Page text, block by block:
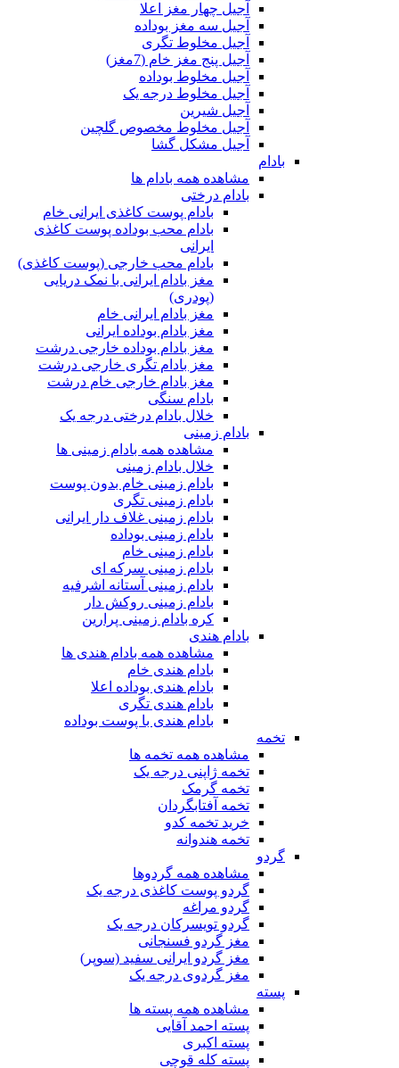
آجیل چهار مغز اعلا
آجیل سه مغز بوداده
آجیل مخلوط تگری
آجیل پنج مغز خام (7مغز)
آجیل مخلوط بوداده
آجیل مخلوط درجه یک
آجیل شیرین
آجیل مخلوط مخصوص گلچین
آجیل مشکل گشا
بادام
مشاهده همه بادام ها
بادام درختی
بادام پوست کاغذی ایرانی خام
بادام محب بوداده پوست کاغذی
ایرانی
بادام محب خارجی (پوست کاغذی)
مغز بادام ایرانی با نمک دریایی
(پودری)
مغز بادام ایرانی خام
مغز بادام بوداده ایرانی
مغز بادام بوداده خارجی درشت
مغز بادام تگری خارجی درشت
مغز بادام خارجی خام درشت
بادام سنگی
خلال بادام درختی درجه یک
بادام زمینی
مشاهده همه بادام زمینی ها
خلال بادام زمینی
بادام زمینی خام بدون پوست
بادام زمینی تگری
بادام زمینی غلاف دار ایرانی
بادام زمینی بوداده
بادام زمینی خام
بادام زمینی سرکه ای
بادام زمینی آستانه اشرفیه
بادام زمینی روکش دار
کره بادام زمینی پرارین
بادام هندی
مشاهده همه بادام هندی ها
بادام هندی خام
بادام هندی بوداده اعلا
بادام هندی تگری
بادام هندی با پوست بوداده
تخمه
مشاهده همه تخمه ها
تخمه ژاپنی درجه یک
تخمه گرمک
تخمه آفتابگردان
خرید تخمه کدو
تخمه هندوانه
گردو
مشاهده همه گردوها
گردو پوست کاغذی درجه یک
گردو مراغه
گردو تویسرکان درجه یک
مغز گردو فسنجانی
مغز گردو ایرانی سفید (سوپر)
مغز گردوی درجه یک
پسته
مشاهده همه پسته ها
پسته احمد آقایی
پسته اکبری
پسته کله قوچی